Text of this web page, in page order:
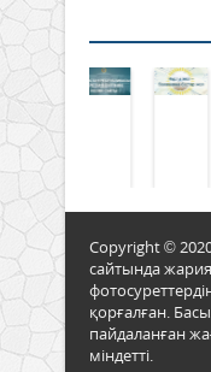
Copyright ©
сайтында
қорғалған.
пайдаланған
міндетті.